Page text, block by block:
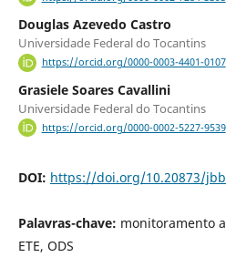
Douglas Azevedo Castro
Universidade Federal do Tocantins
https://orcid.org/0000-0003-4401-0107
Grasiele Soares Cavallini
Universidade Federal do Tocantins
https://orcid.org/0000-0002-5227-9539
DOI: https://doi.org/10.20873/
Palavras-chave: monitoramento
ETE, ODS